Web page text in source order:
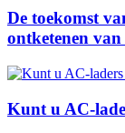
De toekomst
ontketenen van
Kunt u AC-